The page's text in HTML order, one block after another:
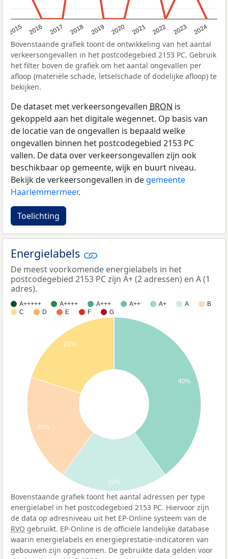
2015 2016 2017 2018 2019 2020 2021 2022 2023 2024
Bovenstaande grafiek toont de ontwikkeling van het aantal
verkeersongevallen in het postcodegebied 2153 PC. Gebruik
het filter boven de grafiek om het aantal ongevallen per
afloop (materiële schade, letselschade of dodelijke afloop) te
bekijken.
De dataset met verkeersongevallen BRON is
gekoppeld aan het digitale wegennet. Op basis van
de locatie van de ongevallen is bepaald welke
ongevallen binnen het postcodegebied 2153 PC
vallen. De data over verkeersongevallen zijn ook
beschikbaar op gemeente, wijk en buurt niveau.
Bekijk de verkeersongevallen in de gemeente
Haarlemmermeer.
Toelichting
Energielabels
De meest voorkomende energielabels in het
postcodegebied 2153 PC zijn A+ (2 adressen) en A (1
adres).
A+++++ A++++ A+++ A++ A+ A
B
C
D E F G
40%
20%
20%
20%
Bovenstaande grafiek toont het aantal adressen per type
energielabel in het postcodegebied 2153 PC. Hiervoor zijn
de data op adresniveau uit het EP-Online systeem van de
RVO gebruikt. EP-Online is de officiële landelijke database
waarin energielabels en energieprestatie-indicatoren van
gebouwen zijn opgenomen. De gebruikte data gelden voor